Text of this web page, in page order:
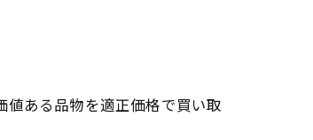
ある品物を適正価格で買い取